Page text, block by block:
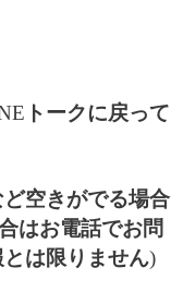
トークに戻って
空きがでる場合
はお電話でお問
は限りません)